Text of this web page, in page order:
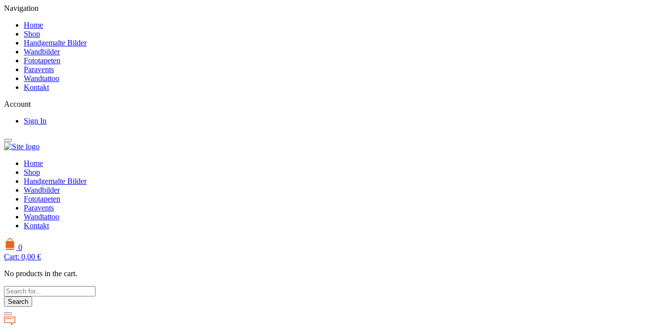
Navigation
Home
Shop
Handgemalte Bilder
Wandbilder
Fototapeten
Paravents
Wandtattoo
Kontakt
Account
Sign In
Home
Shop
Handgemalte Bilder
Wandbilder
Fototapeten
Paravents
Wandtattoo
Kontakt
0
Cart: 0,00 €
No products in the cart.
Search